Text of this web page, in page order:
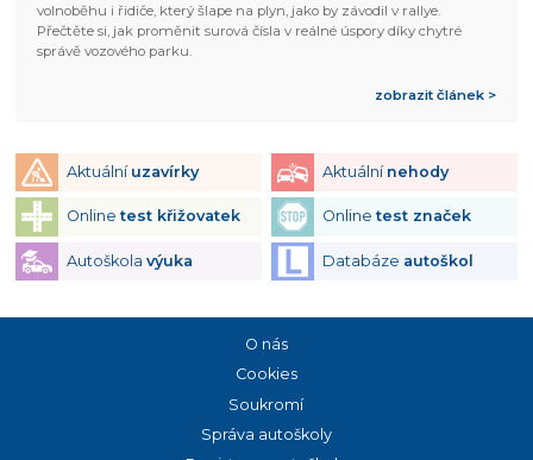
volnoběhu i řidiče, který šlape na plyn, jako by závodil v rallye.
Přečtěte si, jak proměnit surová čísla v reálné úspory díky chytré
správě vozového parku.
zobrazit článek >
Aktuální uzavírky Aktuální nehody
Onlinetest křižovatek Onlinetest značek
Autoškola výuka Databáze autoškol
O nás
Cookies
Soukromí
Správa autoškoly